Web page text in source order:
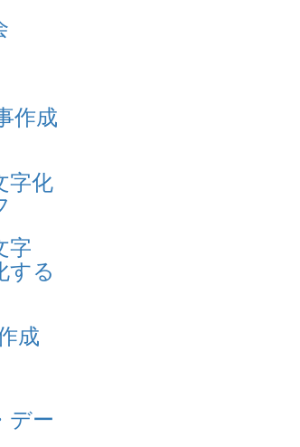
作成
字化
字
する
成
デー